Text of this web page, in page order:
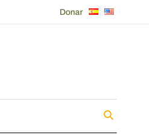
Donar